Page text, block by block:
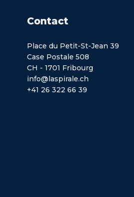
Contact
Place du Petit-St-Jean 39
Case Postale 508
CH - 1701 Fribourg
info@laspirale.ch
+41 26 322 66 39